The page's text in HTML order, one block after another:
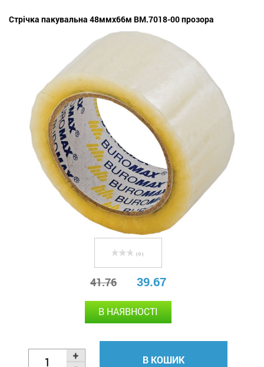
Стрічка пакувальна 48ммx66м BM.7018-00 прозора
( 0 )
41.76 39.67
В НАЯВНОСТІ
В КОШИК